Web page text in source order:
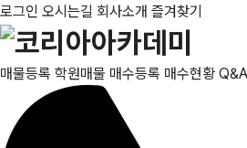
로그인 오시는길 회사소개 즐겨찾기
매물등록 학원매물 매수등록 매수현황 Q&A